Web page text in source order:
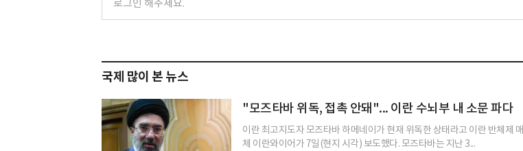
국제 많이 본 뉴스
"모즈타바 위독, 접촉 안돼"... 이란 수뇌부 내 소문 파다
이란 최고지도자 모즈타바 하메네이가 현재 위독한 상태라고 이란 반체제 매
체 이란와이어가 7일(현지 시각) 보도했다. 모즈타바는 지난 3...